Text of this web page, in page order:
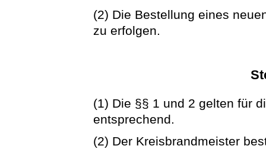
(2) Die Bestellung eines
zu erfolgen.
(1) Die §§ 1 und 2 gelten für
entsprechend.
(2) Der Kreisbrandmeister